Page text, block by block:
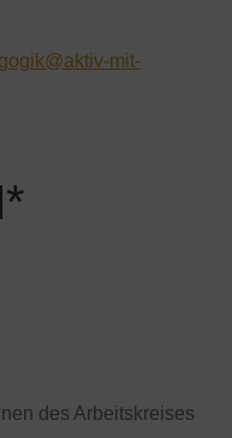
mit-
des Arbeitskreises